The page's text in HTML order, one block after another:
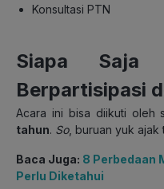
Konsultasi PTN
Siapa
Berpartisipasi
Acara ini bisa diikuti oleh
tahun. So, buruan yuk ajak
Baca Juga: 8 Perbedaan
Perlu Diketahui